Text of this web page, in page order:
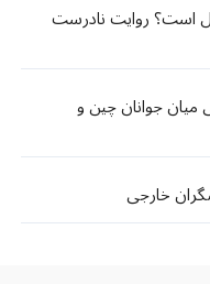
برقی چین فقط ۱.۸ سال است؟ روایت نادرست
میان جوانان چین و
خارجی